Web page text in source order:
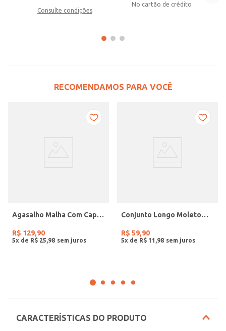
Consulte condições
No cartão de crédito
RECOMENDAMOS PARA VOCÊ
Agasalho Malha Com Capuz Infantil Para Menino - PRETO
R$ 129,90
5x de R$ 25 98
Conjunto Longo Moletom Infantil Para Menina- ROSA
R$ 59,90
5x de R$ 11 98
CARACTERÍSTICAS DO PRODUTO